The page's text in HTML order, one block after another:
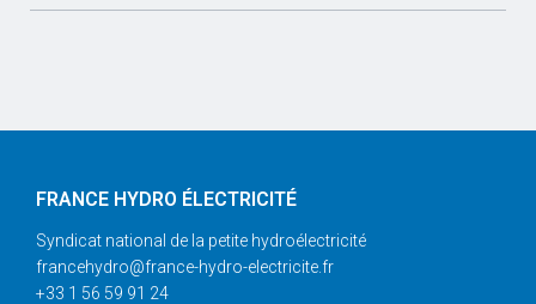
FRANCE HYDRO ÉLECTRICITÉ
Syndicat national de la petite hydroélectricité
francehydro@france-hydro-electricite.fr
+33 1 56 59 91 24